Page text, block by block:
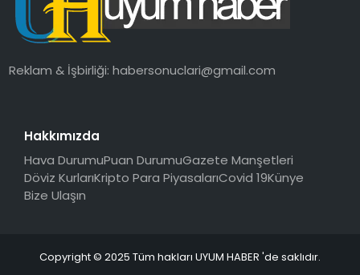
Reklam & İşbirliği:habersonuclari@gmail.com
Hakkımızda
Hava DurumuPuan DurumuGazete Manşetleri
Döviz KurlarıKripto Para PiyasalarıCovid 19Künye
Bize Ulaşın
Copyright © 2025 Tüm hakları UYUM HABER 'de saklıdır.